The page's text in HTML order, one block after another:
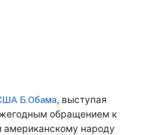
Б.Обама, выступая
обращением к
американскому народу